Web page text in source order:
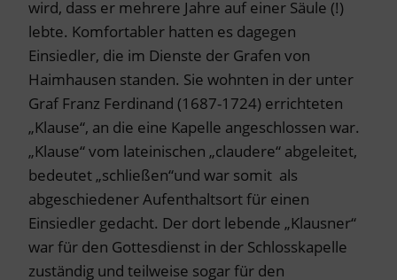
wird, dass er mehrere Jahre auf einer Säule (!)
lebte. Komfortabler hatten es dagegen
Einsiedler, die im Dienste der Grafen von
Haimhausen standen. Sie wohnten in der unter
Graf Franz Ferdinand (1687-1724) errichteten
„Klause“, an die eine Kapelle angeschlossen war.
„Klause“ vom lateinischen „claudere“ abgeleitet,
bedeutet „schließen“und war somit als
abgeschiedener Aufenthaltsort für einen
Einsiedler gedacht. Der dort lebende „Klausner“
war für den Gottesdienst in der Schlosskapelle
zuständig und teilweise sogar für den